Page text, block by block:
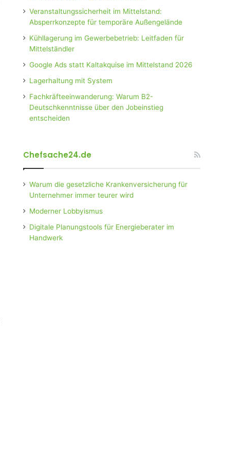
Veranstaltungssicherheit im Mittelstand:
Absperrkonzepte für temporäre Außengelände
Kühllagerung im Gewerbebetrieb: Leitfaden für
Mittelständler
Google Ads statt Kaltakquise im Mittelstand 2026
Lagerhaltung mit System
Fachkräfteeinwanderung: Warum B2-
Deutschkenntnisse über den Jobeinstieg
entscheiden
Chefsache24.de
Warum die gesetzliche Krankenversicherung für
Unternehmer immer teurer wird
Moderner Lobbyismus
Digitale Planungstools für Energieberater im
Handwerk